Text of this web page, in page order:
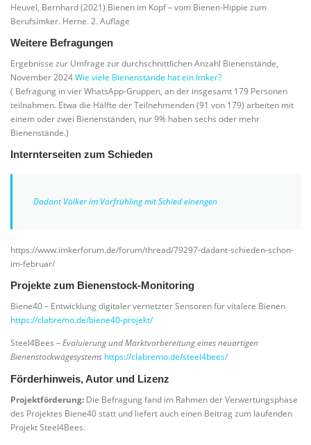
Heuvel, Bernhard (2021) Bienen im Kopf – vom Bienen-Hippie zum
Berufsimker. Herne. 2. Auflage
Weitere Befragungen
Ergebnisse zur Umfrage zur durchschnittlichen Anzahl Bienenstände,
November 2024Wie viele Bienenstände hat ein Imker?
( Befragung in vier WhatsApp-Gruppen, an der insgesamt 179 Personen
teilnahmen. Etwa die Hälfte der Teilnehmenden (91 von 179) arbeiten mit
einem oder zwei Bienenständen, nur 9% haben sechs oder mehr
Bienenstände.)
Internterseiten zum Schieden
Dadant Völker im Vorfrühling mit Schied einengen
https://www.imkerforum.de/forum/thread/79297-dadant-schieden-schon-
im-februar/
Projekte zum Bienenstock-Monitoring
Biene40 – Entwicklung digitaler vernetzter Sensoren für vitalere Bienen
https://clabremo.de/biene40-projekt/
Steel4Bees –Evaluierung und Marktvorbereitung eines neuartigen
Bienenstockwägesystems https://clabremo.de/steel4bees/
Förderhinweis, Autor und Lizenz
Projektförderung: Die Befragung fand im Rahmen der Verwertungsphase
des Projektes Biene40 statt und liefert auch einen Beitrag zum laufenden
Projekt Steel4Bees.